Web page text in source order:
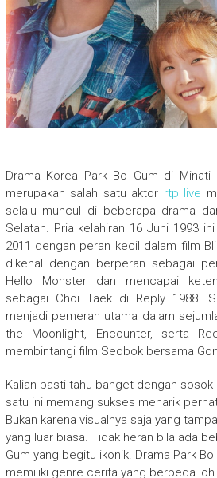
Drama Korea Park Bo Gum di
merupakan salah satu aktor rtp live
selalu muncul di beberapa drama
Selatan. Pria kelahiran 16 Juni 1993
2011 dengan peran kecil dalam film
dikenal dengan berperan sebagai
Hello Monster dan mencapai
sebagai Choi Taek di Reply 1988.
menjadi pemeran utama dalam
the Moonlight, Encounter, serta
membintangi film Seobok bersama
Kalian pasti tahu banget dengan sosok
satu ini memang sukses menarik
Bukan karena visualnya saja yang
yang luar biasa. Tidak heran bila ada
Gum yang begitu ikonik. Drama Park
memiliki genre cerita yang berbeda loh.